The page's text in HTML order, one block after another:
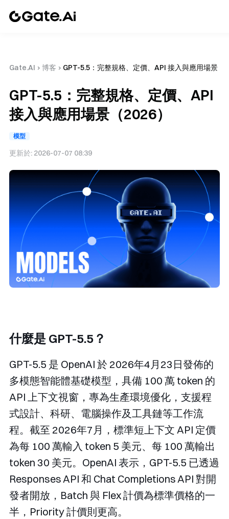
Gate.AI › 博客 › GPT-5.5：完整規格、定價、API 接入與應用場景（
GPT-5.5：完整規格、定價、API
接入與應用場景（2026）
模型
更新於: 2026-07-07 08:39
什麼是 GPT-5.5？
GPT-5.5 是 OpenAI 於 2026年4月23日發佈的
多模態智能體基礎模型，具備 100 萬 token 的
API 上下文視窗，專為生產環境優化，支援程
式設計、科研、電腦操作及工具鏈等工作流
程。截至 2026年7月，標準短上下文 API 定價
為每 100 萬輸入 token 5 美元、每 100 萬輸出
token 30 美元。OpenAI 表示，GPT-5.5 已透過
Responses API 和 Chat Completions API 對開
發者開放，Batch 與 Flex 計價為標準價格的一
半，Priority 計價則更高。